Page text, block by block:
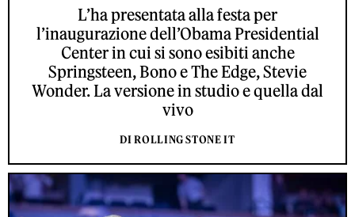
L’ha presentata alla festa per
l’inaugurazione dell’Obama Presidential
Center in cui si sono esibiti anche
Springsteen, Bono e The Edge, Stevie
Wonder. La versione in studio e quella dal
vivo
DI ROLLING STONE IT